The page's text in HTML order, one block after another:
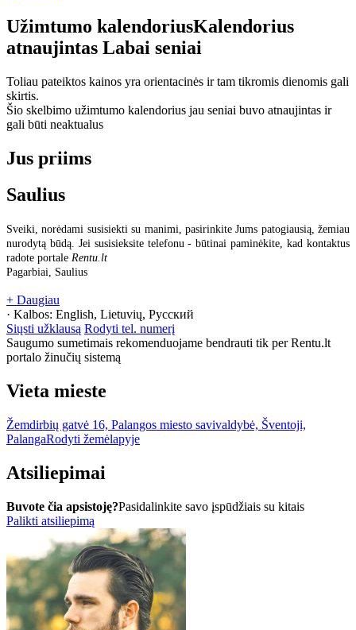
Užimtumo kalendoriusKalendorius
atnaujintas Labai seniai
Toliau pateiktos kainos yra orientacinės ir tam tikromis dienomis gali
skirtis.
Šio skelbimo užimtumo kalendorius jau seniai buvo atnaujintas ir
gali būti neaktualus
Jus priims
Saulius
Sveiki, norėdami susisiekti su manimi, pasirinkite Jums patogiausią, žemiau
nurodytą būdą. Jei susisieksite telefonu - būtinai paminėkite, kad kontaktus
radote portale Rentu.lt
Pagarbiai, Saulius
+ Daugiau
· Kalbos: English, Lietuvių, Русский
Siųsti užklausą Rodyti tel. numerį
Saugumo sumetimais rekomenduojame bendrauti tik per Rentu.lt
portalo žinučių sistemą
Vieta mieste
Žemdirbių gatvė 16, Palangos miesto savivaldybė, Šventoji,
PalangaRodyti žemėlapyje
Atsiliepimai
Buvote čia apsistoję?Pasidalinkite savo įspūdžiais su kitais
Palikti atsiliepimą